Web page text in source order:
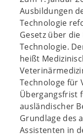
Ausbildungen
Technologie
Gesetz über
Technologie.
heißt
Technologe für
Übergangsfrist
ausländischer
Grundlage des
Assistenten in